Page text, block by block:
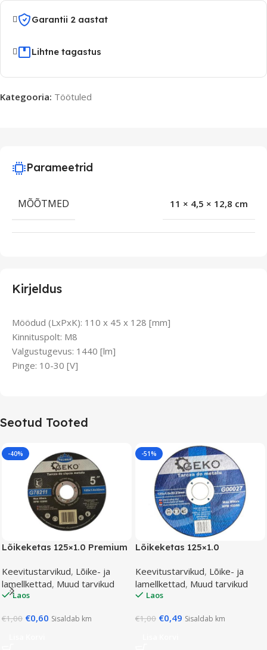
Garantii 2 aastat
Lihtne tagastus
Kategooria: Töötuled
Kirjeldus
Möödud (LxPxK): 110 x 45 x 128 [mm]
Kinnituspolt: M8
Valgustugevus: 1440 [lm]
Pinge: 10-30 [V]
Parameetrid
MÕÕTMED 11 × 4,5 × 12,8 cm
Seotud Tooted
-40%
Lõikeketas 125×1.0 Premium
Keevitustarvikud, Lõike- ja
lamellkettad, Muud tarvikud
Laos
€1,00 €0,60 Sisaldab km
-51%
Lõikeketas 125×1.0
Keevitustarvikud, Lõike- ja
lamellkettad, Muud tarvikud
Laos
€1,00 €0,49 Sisaldab km